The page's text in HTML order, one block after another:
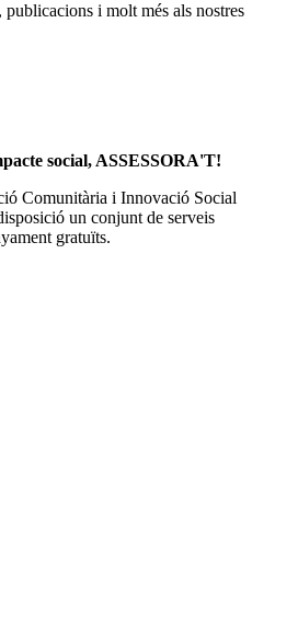
publicacions i molt més als nostres
social, ASSESSORA'T!
Comunitària i Innovació Social
un conjunt de serveis
gratuïts.